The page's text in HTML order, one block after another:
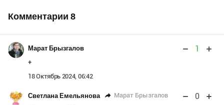
Комментарии 8
Марат Брызгалов 1
+
18 Октябрь 2024, 06:42
Светлана Емельянова Марат Брызгалов 0